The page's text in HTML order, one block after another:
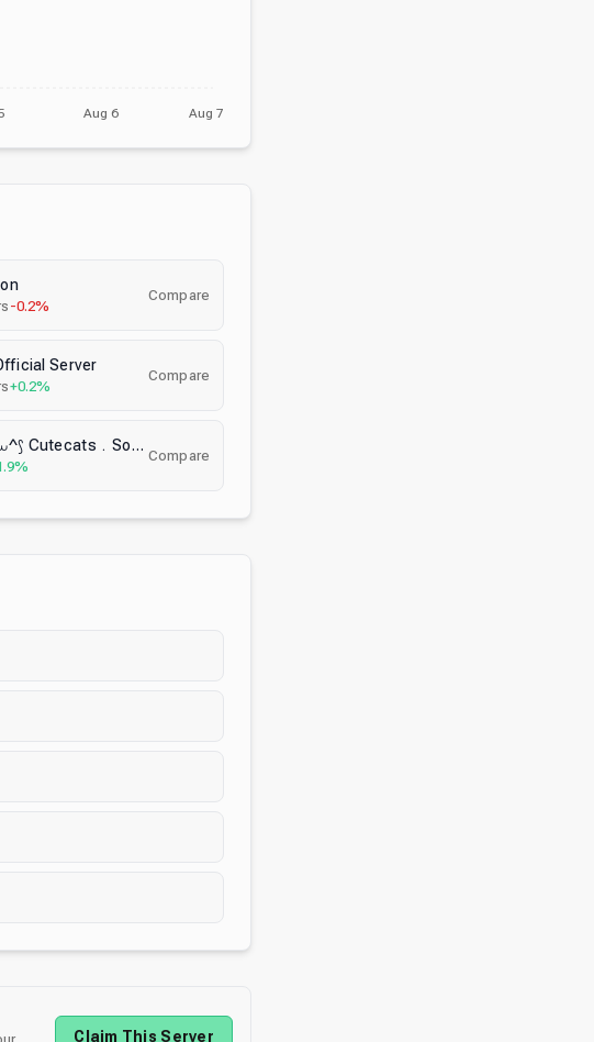
Aug 6 Aug 7
-0.2%
Compare
Server
+0.2%
Compare
🎀 Ask To Dm ^⩊^⟆ Cutecats﹒Social﹒Active﹒Guild tags﹒Vcs﹒Giveaways & Emotes﹒Ask2DM
Compare
Claim This Server